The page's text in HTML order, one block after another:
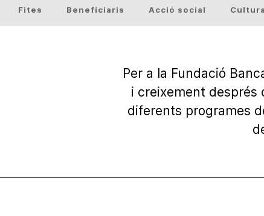
Fites Beneficiaris Acció social Cultura
Per a la Fundació
i creixement després
diferents programes